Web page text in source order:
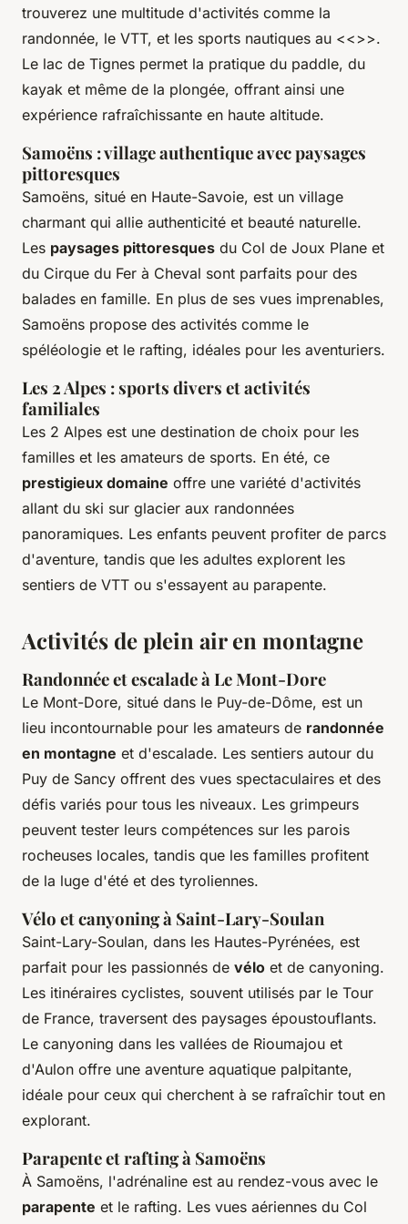
trouverez une multitude d'activités comme la
randonnée, le VTT, et les sports nautiques au <<>>.
Le lac de Tignes permet la pratique du paddle, du
kayak et même de la plongée, offrant ainsi une
expérience rafraîchissante en haute altitude.
Samoëns : village authentique avec paysages
pittoresques
Samoëns, situé en Haute-Savoie, est un village
charmant qui allie authenticité et beauté naturelle.
Les paysages pittoresques du Col de Joux Plane et
du Cirque du Fer à Cheval sont parfaits pour des
balades en famille. En plus de ses vues imprenables,
Samoëns propose des activités comme le
spéléologie et le rafting, idéales pour les aventuriers.
Les 2 Alpes : sports divers et activités
familiales
Les 2 Alpes est une destination de choix pour les
familles et les amateurs de sports. En été, ce
prestigieux domaine offre une variété d'activités
allant du ski sur glacier aux randonnées
panoramiques. Les enfants peuvent profiter de parcs
d'aventure, tandis que les adultes explorent les
sentiers de VTT ou s'essayent au parapente.
Activités de plein air en montagne
Randonnée et escalade à Le Mont-Dore
Le Mont-Dore, situé dans le Puy-de-Dôme, est un
lieu incontournable pour les amateurs de randonnée
en montagne et d'escalade. Les sentiers autour du
Puy de Sancy offrent des vues spectaculaires et des
défis variés pour tous les niveaux. Les grimpeurs
peuvent tester leurs compétences sur les parois
rocheuses locales, tandis que les familles profitent
de la luge d'été et des tyroliennes.
Vélo et canyoning à Saint-Lary-Soulan
Saint-Lary-Soulan, dans les Hautes-Pyrénées, est
parfait pour les passionnés de vélo et de canyoning.
Les itinéraires cyclistes, souvent utilisés par le Tour
de France, traversent des paysages époustouflants.
Le canyoning dans les vallées de Rioumajou et
d'Aulon offre une aventure aquatique palpitante,
idéale pour ceux qui cherchent à se rafraîchir tout en
explorant.
Parapente et rafting à Samoëns
À Samoëns, l'adrénaline est au rendez-vous avec le
parapente et le rafting. Les vues aériennes du Col